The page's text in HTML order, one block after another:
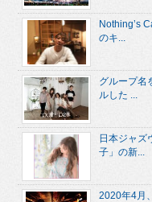
Nothing’s
のキ...
グループ名
ルした ...
日本ジャズ
子」の新...
2020年4月